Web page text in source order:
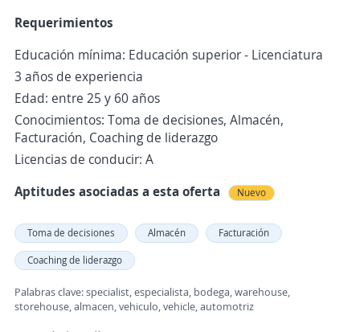
Requerimientos
Educación mínima: Educación superior - Licenciatura
3 años de experiencia
Edad: entre 25 y 60 años
Conocimientos: Toma de decisiones, Almacén,
Facturación, Coaching de liderazgo
Licencias de conducir: A
Aptitudes asociadas a esta oferta
Nuevo
Toma de decisiones Almacén
Facturación
Coaching de liderazgo
Palabras clave: specialist, especialista, bodega, warehouse,
storehouse, almacen, vehiculo, vehicle, automotriz